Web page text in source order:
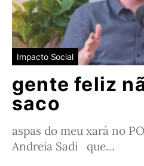
Impacto Social
gente feliz
saco
aspas do meu xará no
Andreia Sadi que…